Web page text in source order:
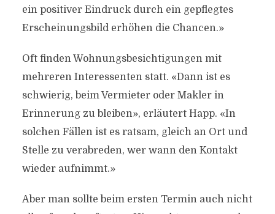
ein positiver Eindruck durch ein gepflegtes
Erscheinungsbild erhöhen die Chancen.»
Oft finden Wohnungsbesichtigungen mit
mehreren Interessenten statt. «Dann ist es
schwierig, beim Vermieter oder Makler in
Erinnerung zu bleiben», erläutert Happ. «In
solchen Fällen ist es ratsam, gleich an Ort und
Stelle zu verabreden, wer wann den Kontakt
wieder aufnimmt.»
Aber man sollte beim ersten Termin auch nicht